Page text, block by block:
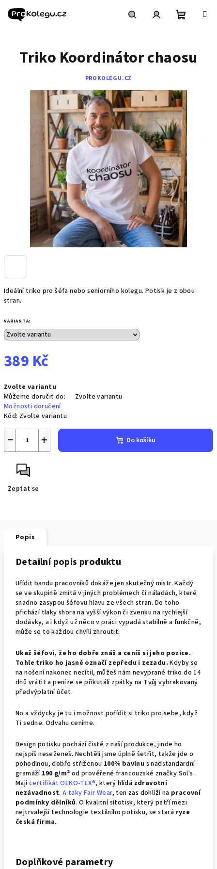
košík
Ideální triko pro šéfa nebo seniorního kolegu. Potisk je z obou
stran.
VARIANTA:
389 Kč
cena:
Zvolte variantu
Můžeme doručit do:
Zvolte variantu
Možnosti doručení
Kód: Zvolte variantu
+
− Do košíku
Zeptat se
Triko Koordinátor chaosu
PROKOLEGU.CZ
Popis
Detailní popis produktu
Uřídit bandu pracovníků dokáže jen skutečný mistr. Každý
se ve skupině zmítá v jiných problémech či náladách, které
snadno zasypou šéfovu hlavu ze všech stran. Do toho
přichází tlaky shora na vyšší výkon či zvenku na rychlejší
dodávky, a i když už něco v práci vypadá stabilně a funkčně,
může se to každou chvílí zhroutit.
Ukaž šéfovi, že ho dobře znáš a ceníš si jeho pozice.
Tohle triko ho jasně označí zepředu i zezadu. Kdyby se
na nošení nakonec necítil, můžeš nám nevyprané triko do 14
dnů vrátit a peníze se přikutálí zpátky na Tvůj vybrakovaný
předvýplatní účet.
No a vždycky je tu i možnost pořídit si triko pro sebe, když
Ti sedne. Odvahu ceníme.
Design potisku pochází čistě z naší produkce, jinde ho
nejspíš neseženeš. Nechtěli jsme úplně šetřit, takže jde o
pohodlnou, dobře střiženou 100% bavlnu s nadstandardní
gramáží 190 g/m2 od prověřené francouzské značky Sol's.
Majícertifikát OEKO-TEX®, který hlídá zdravotní
nezávadnost.A taky Fair Wear, ten zas dohlíží na pracovní
podmínky dělníků. O kvalitní sítotisk, který patří mezi
nejtrvalejší technologie textilního potisku, se stará ryze
česká firma.
Doplňkové parametry